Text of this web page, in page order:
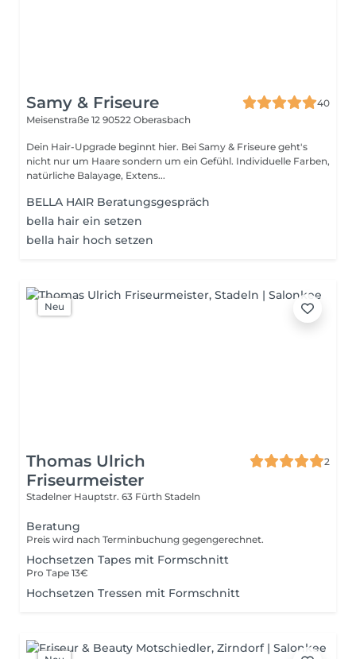
Samy & Friseure
40
Meisenstraße 12 90522 Oberasbach
Dein Hair-Upgrade beginnt hier. Bei Samy & Friseure geht's
nicht nur um Haare sondern um ein Gefühl. Individuelle Farben,
natürliche Balayage, Extens...
BELLA HAIR Beratungsgespräch
bella hair ein setzen
bella hair hoch setzen
Neu
Thomas Ulrich
Friseurmeister
2
Stadelner Hauptstr. 63 Fürth Stadeln
Beratung
Preis wird nach Terminbuchung gegengerechnet.
Hochsetzen Tapes mit Formschnitt
Pro Tape 13€
Hochsetzen Tressen mit Formschnitt